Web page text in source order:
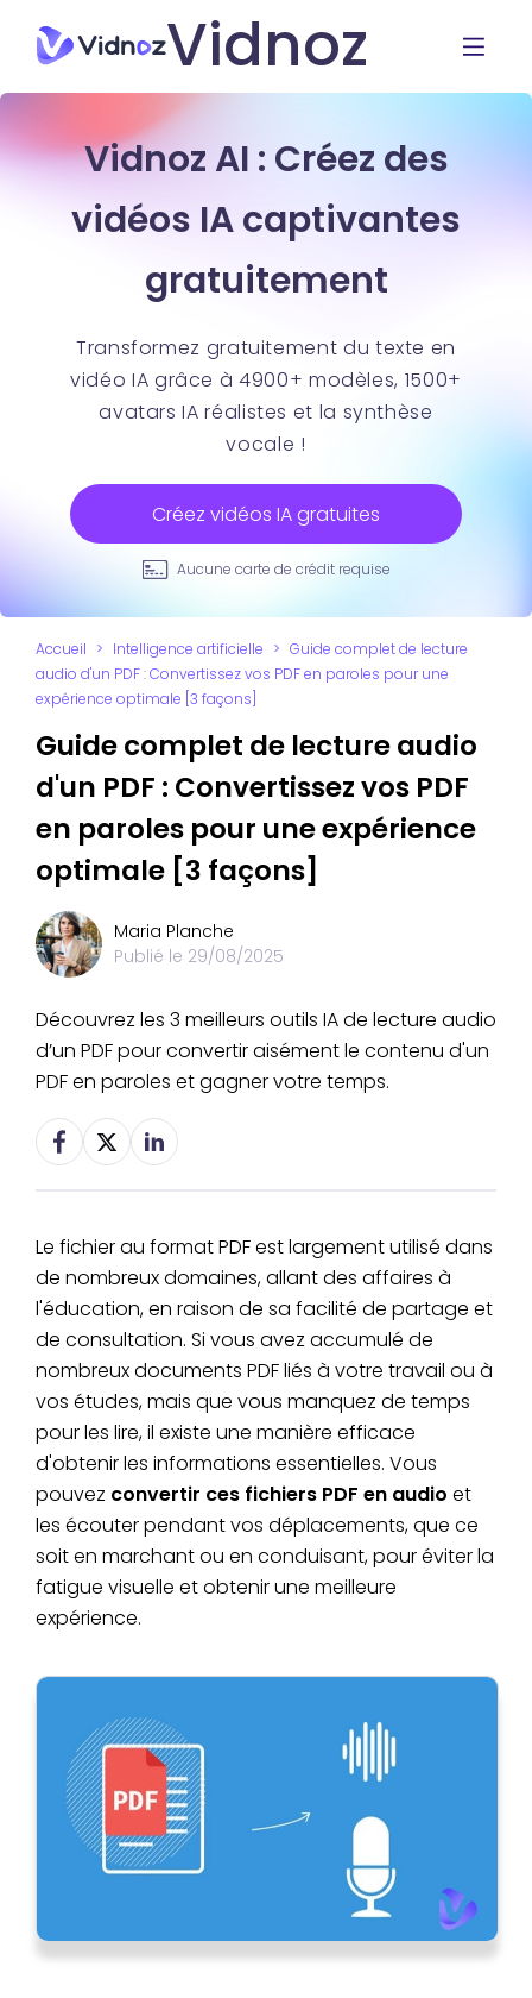
Vidnoz
Vidnoz AI : Créez des
vidéos IA captivantes
gratuitement
Transformez gratuitement du texte en
vidéo IA grâce à 4900+ modèles, 1500+
avatars IA réalistes et la synthèse
vocale !
Créez vidéos IA gratuites
Aucune carte de crédit requise
Accueil > Intelligence artificielle > Guide complet de lecture
audio d'un PDF : Convertissez vos PDF en paroles pour une
expérience optimale [3 façons]
Guide complet de lecture audio
d'un PDF : Convertissez vos PDF
en paroles pour une expérience
optimale [3 façons]
Maria Planche
Publié le 29/08/2025
Découvrez les 3 meilleurs outils IA de lecture audio
d’un PDF pour convertir aisément le contenu d'un
PDF en paroles et gagner votre temps.
Le fichier au format PDF est largement utilisé dans
de nombreux domaines, allant des affaires à
l'éducation, en raison de sa facilité de partage et
de consultation. Si vous avez accumulé de
nombreux documents PDF liés à votre travail ou à
vos études, mais que vous manquez de temps
pour les lire, il existe une manière efficace
d'obtenir les informations essentielles. Vous
pouvez convertir ces fichiers PDF en audio et
les écouter pendant vos déplacements, que ce
soit en marchant ou en conduisant, pour éviter la
fatigue visuelle et obtenir une meilleure
expérience.